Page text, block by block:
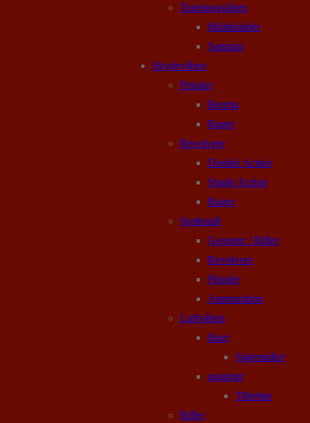
Træningsvåben
Middelalder
Samurai
Skydevåben
Pistoler
Beretta
Ruger
Revolvere
Double Action
Single Action
Ruger
Sortkrudt
Geværer / Rifler
Revolvere
Pistoler
Ammunition
Luftvåben
Buer
Sigtemidler
pusterør
Tilbehør
Rifler